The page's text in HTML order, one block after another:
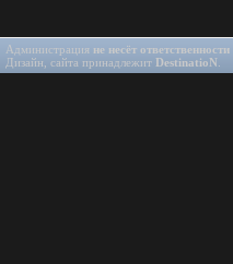
Администрация не несёт ответственности
Дизайн, сайта принадлежит DestinatioN